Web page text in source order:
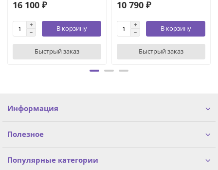
16 100 ₽
В корзину
Быстрый заказ
10 790 ₽
В корзину
Быстрый заказ
Информация
Полезное
Популярные категории